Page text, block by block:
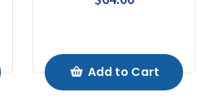
Add to Cart